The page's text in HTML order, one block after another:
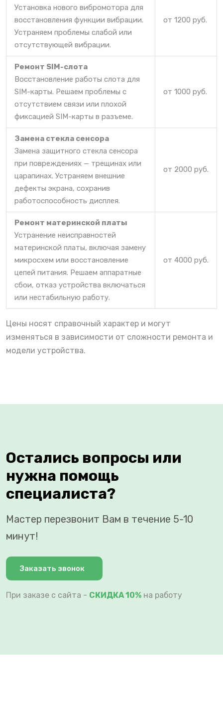
Установка нового вибромотора для
восстановления функции вибрации.
Устраняем проблемы слабой или
отсутствующей вибрации.
от 1200 руб.
Ремонт SIM-слота
Восстановление работы слота для
SIM-карты. Решаем проблемы с
отсутствием связи или плохой
фиксацией SIM-карты в разъеме.
от 1000 руб.
Замена стекла сенсора
Замена защитного стекла сенсора
при повреждениях — трещинах или
царапинах. Устраняем внешние
дефекты экрана, сохранив
работоспособность дисплея.
от 2000 руб.
Ремонт материнской платы
Устранение неисправностей
материнской платы, включая замену
микросхем или восстановление
цепей питания. Решаем аппаратные
сбои, отказ устройства включаться
или нестабильную работу.
от 4000 руб.
Цены носят справочный характер и могут
изменяться в зависимости от сложности ремонта и
модели устройства.
Остались вопросы или
нужна помощь
специалиста?
Мастер перезвонит Вам в течение 5-10
минут!
Заказать звонок
При заказе с сайта - СКИДКА 10% на работу